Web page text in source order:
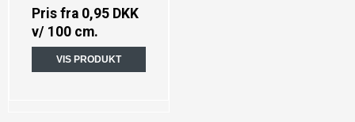
Pris fra 0,95 DKK
v/ 100 cm.
VIS PRODUKT